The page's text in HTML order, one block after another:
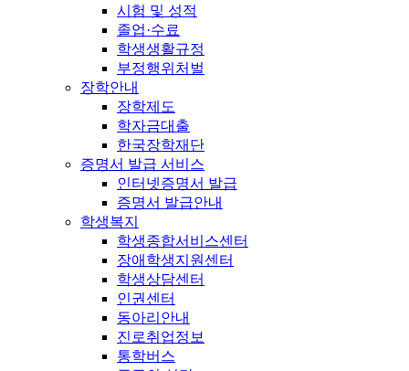
시험 및 성적
졸업·수료
학생생활규정
부정행위처벌
장학안내
장학제도
학자금대출
한국장학재단
증명서 발급 서비스
인터넷증명서 발급
증명서 발급안내
학생복지
학생종합서비스센터
장애학생지원센터
학생상담센터
인권센터
동아리안내
진로취업정보
통학버스